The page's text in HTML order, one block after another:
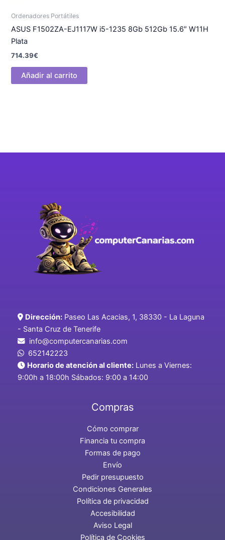
Ordenadores Portátiles
ASUS F1502ZA-EJ1117W i5-1235 8Gb 512Gb 15.6″ W11H
Plata
714.39€
Añadir al carrito
Dirección: Paseo Las Acacias, 1, 38330 - La Laguna
- Santa Cruz de Tenerife
info@computercanarias.com
652142223
Horario de atención al cliente: Lunes a Viernes:
9:00h a 18:00h Sábados: 9:00 a 14:00
Compras
Cómo comprar
Financia tu compra
Formas de pago
Envío
Pedir presupuesto
Condiciones Generales
Política de privacidad
Accesibilidad
Aviso Legal
Política de Cookies